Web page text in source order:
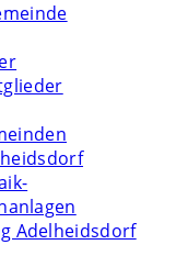
Adelheidsdorf